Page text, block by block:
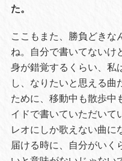
た。
ここもまた、勝負どきな
ね。自分で書いてないけ
身が錯覚するくらい、私
し、なりたいと思える曲
ために、移動中も散歩中
イドで書いていただいて
レオにしか歌えない曲に
届ける時に、自分がいく